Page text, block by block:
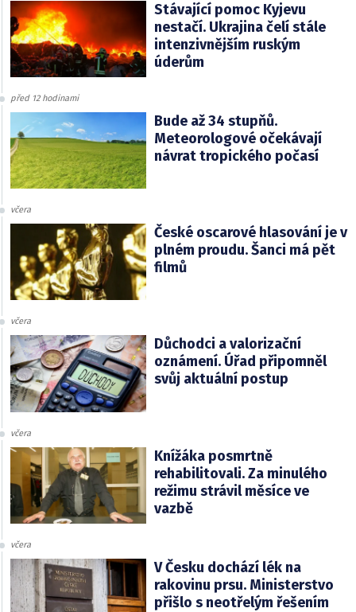
Stávající pomoc Kyjevu
nestačí. Ukrajina čelí stále
intenzivnějším ruským
úderům
před 12 hodinami
Bude až 34 stupňů.
Meteorologové očekávají
návrat tropického počasí
včera
České oscarové hlasování je v
plném proudu. Šanci má pět
filmů
včera
Důchodci a valorizační
oznámení. Úřad připomněl
svůj aktuální postup
včera
Knížáka posmrtně
rehabilitovali. Za minulého
režimu strávil měsíce ve
vazbě
včera
V Česku dochází lék na
rakovinu prsu. Ministerstvo
přišlo s neotřelým řešením